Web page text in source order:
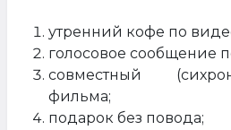
утренний кофе по
голосовое сообщение
совместный
фильма;
подарок без повода;